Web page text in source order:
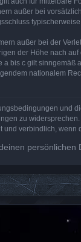
außer bei
außer bei der
der Höhe nach
a bis c gilt
nationalem
und
zu
verbindlich, wenn
persönlichen